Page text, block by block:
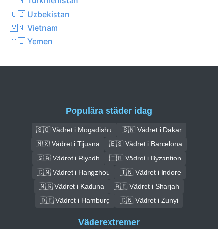
🇺🇿 Uzbekistan
🇻🇳 Vietnam
🇾🇪 Yemen
Populära städer idag
🇸🇴 Vädret i Mogadishu
🇸🇳 Vädret i Dakar
🇲🇽 Vädret i Tijuana
🇪🇸 Vädret i Barcelona
🇸🇦 Vädret i Riyadh
🇹🇷 Vädret i Byzantion
🇨🇳 Vädret i Hangzhou
🇮🇳 Vädret i Indore
🇳🇬 Vädret i Kaduna
🇦🇪 Vädret i Sharjah
🇩🇪 Vädret i Hamburg
🇨🇳 Vädret i Zunyi
Väderextremer